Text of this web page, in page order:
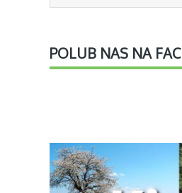
POLUB NAS NA